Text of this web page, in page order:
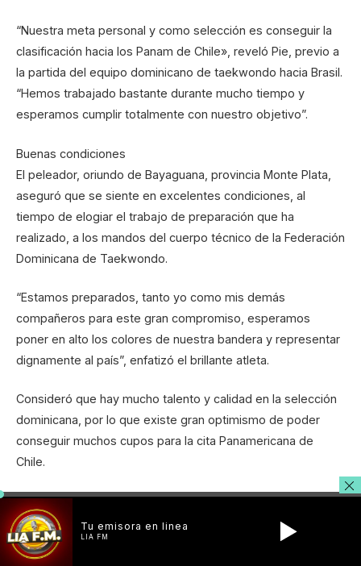
“Nuestra meta personal y como selección es conseguir la
clasificación hacia los Panam de Chile», reveló Pie, previo a
la partida del equipo dominicano de taekwondo hacia Brasil.
“Hemos trabajado bastante durante mucho tiempo y
esperamos cumplir totalmente con nuestro objetivo”.
Buenas condiciones
El peleador, oriundo de Bayaguana, provincia Monte Plata,
aseguró que se siente en excelentes condiciones, al
tiempo de elogiar el trabajo de preparación que ha
realizado, a los mandos del cuerpo técnico de la Federación
Dominicana de Taekwondo.
“Estamos preparados, tanto yo como mis demás
compañeros para este gran compromiso, esperamos
poner en alto los colores de nuestra bandera y representar
dignamente al país”, enfatizó el brillante atleta.
Consideró que hay mucho talento y calidad en la selección
dominicana, por lo que existe gran optimismo de poder
conseguir muchos cupos para la cita Panamericana de
Chile.
Experiencia
Junto a Bernardo (Pie), el equipo quisqueyano cuenta con
los experimentados atletas olímpicos Katherine Rodríguez y
Moisés Hernández, en +67 y -80 kilogramos, quienes
Tu emisora en linea
LIA FM